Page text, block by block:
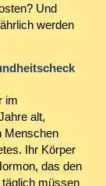
Und
werden
im
alt,
Menschen
Ihr Körper
das den
müssen